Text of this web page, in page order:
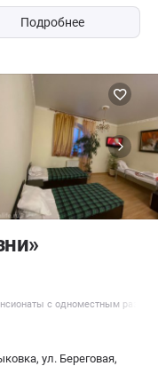
Подробнее
с одноместным
ул. Береговая,